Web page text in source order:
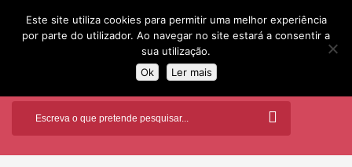
Este site utiliza cookies para permitir uma melhor experiência
por parte do utilizador. Ao navegar no site estará a consentir a
sua utilização.
Ok
Ler mais